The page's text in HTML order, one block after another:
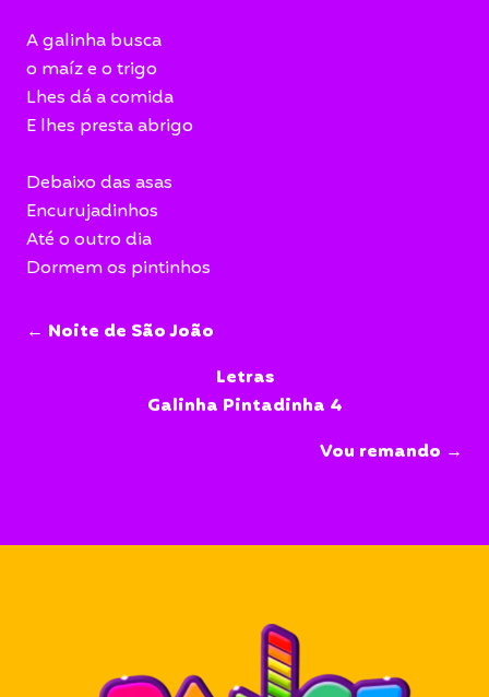
A galinha busca
o maíz e o trigo
Lhes dá a comida
E lhes presta abrigo
Debaixo das asas
Encurujadinhos
Até o outro dia
Dormem os pintinhos
← Noite de São João
Letras
Galinha Pintadinha 4
Vou remando →